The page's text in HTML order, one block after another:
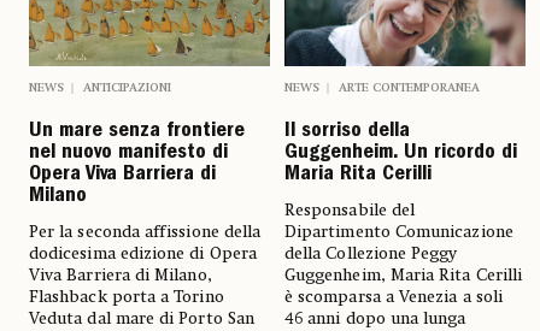
NEWS ANTICIPAZIONI
Un mare senza frontiere
nel nuovo manifesto di
Opera Viva Barriera di
Milano
Per la seconda affissione della
dodicesima edizione di Opera
Viva Barriera di Milano,
Flashback porta a Torino
Veduta dal mare di Porto San
NEWS ARTE CONTEMPORANEA
Il sorriso della
Guggenheim. Un ricordo di
Maria Rita Cerilli
Responsabile del
Dipartimento Comunicazione
della Collezione Peggy
Guggenheim, Maria Rita Cerilli
è scomparsa a Venezia a soli
46 anni dopo una lunga